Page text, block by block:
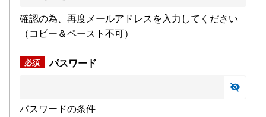
確認の為、再度メールアドレスを入力してください
（コピー＆ペースト不可）
パスワード
パスワードの条件